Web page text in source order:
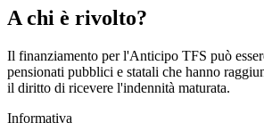
A chi è rivolto?
Il finanziamento per l'Anticipo TFS può
pensionati pubblici e statali che hanno
il diritto di ricevere l'indennità maturata.
Informativa